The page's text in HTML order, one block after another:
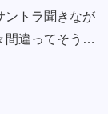
ントラ聞きなが
間違ってそう…